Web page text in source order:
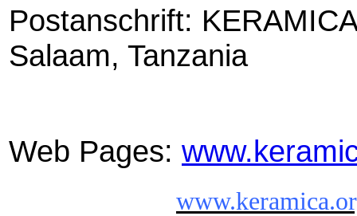
Postanschrift:
Salaam, Tanzania
Web Pages: